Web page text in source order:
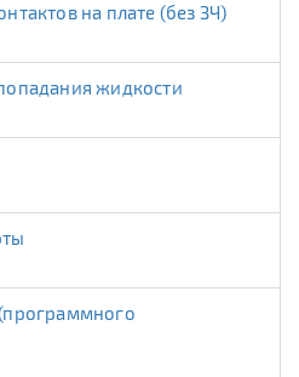
на плате (без ЗЧ)
жидкости